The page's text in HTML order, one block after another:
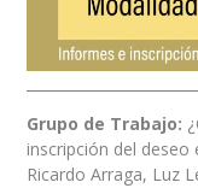
Grupo de Trabajo:
inscripción del
Ricardo Arraga, Luz